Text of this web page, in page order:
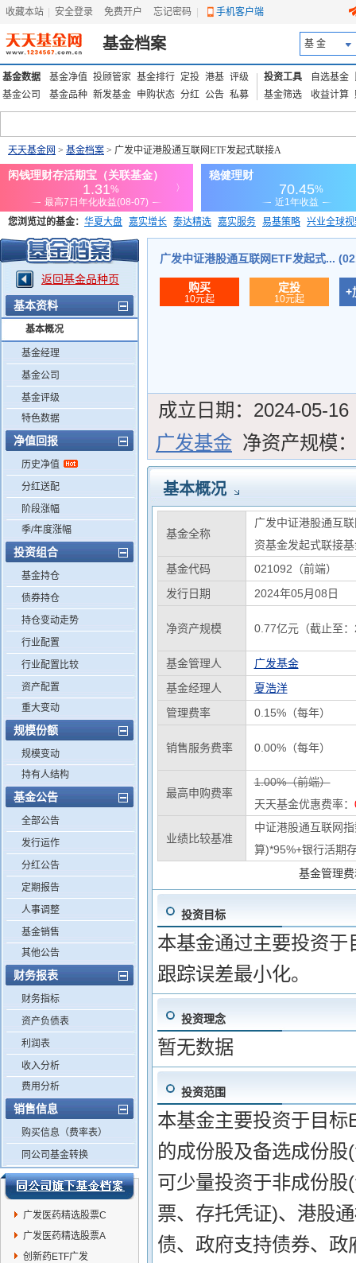
收藏本站 安全登录 免费开户 忘记密码 手机客户端
基金档案 基 金
基金数据 基金净值 投顾管家 基金排行 定投 港基 评级
基金公司
基金品种 新发基金 申购状态 分红 公告 私募
投资工具 自选基金
基金筛选
收益计算
天天基金网 > 基金档案 > 广发中证港股通互联网ETF发起式联接A
您浏览过的基金： 华夏大盘 嘉实增长 泰达精选 嘉实服务 易基策略 兴业全球
添富优势 华安宏利 上证180价值ETF
返回基金品种页
基本资料
基本概况
基金经理
基金公司
基金评级
特色数据
净值回报
历史净值
分红送配
阶段涨幅
季/年度涨幅
投资组合
基金持仓
债券持仓
持仓变动走势
行业配置
行业配置比较
资产配置
重大变动
规模份额
规模变动
持有人结构
基金公告
全部公告
发行运作
分红公告
定期报告
人事调整
基金销售
其他公告
财务报表
财务指标
资产负债表
利润表
收入分析
费用分析
销售信息
购买信息（费率表）
同公司基金转换
广发医药精选股票C
广发医药精选股票A
创新药ETF广发
广发中证港股通互联网ETF发起式...
购买
10元起
定投
10元起
+
成立日期： 2024-05-16
广发基金 净资产规模：
基本概况
基金全称
广发中证港股通互
资基金发起式联接
基金代码
021092（前端）
发行日期
2024年05月08日
净资产规模 0.77亿元（截止至
基金管理人
广发基金
基金经理人
夏浩洋
管理费率
0.15%（每年）
销售服务费率 0.00%（每年）
最高申购费率
1.00%（前端）
天天基金优惠费率：
业绩比较基准
中证港股通互联网
算)*95%+银行活期
基金管理
投资目标
本基金通过主要投资
跟踪误差最小化。
投资理念
暂无数据
投资范围
本基金主要投资于目
的成份股及备选成份
可少量投资于非成份
票、存托凭证)、港股
债、政府支持债券、